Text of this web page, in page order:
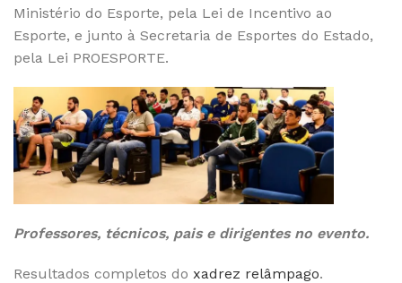
Ministério do Esporte, pela Lei de Incentivo ao
Esporte, e junto à Secretaria de Esportes do Estado,
pela Lei PROESPORTE.
Professores, técnicos, pais e dirigentes no evento.
Resultados completos do xadrez relâmpago.